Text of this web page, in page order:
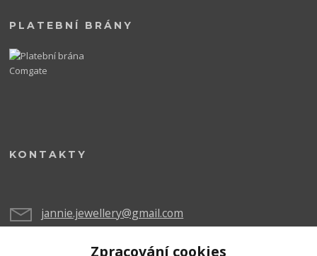
PLATEBNÍ BRÁNY
KONTAKTY
jannie.jewellery@gmail.com
Zpracování cookies